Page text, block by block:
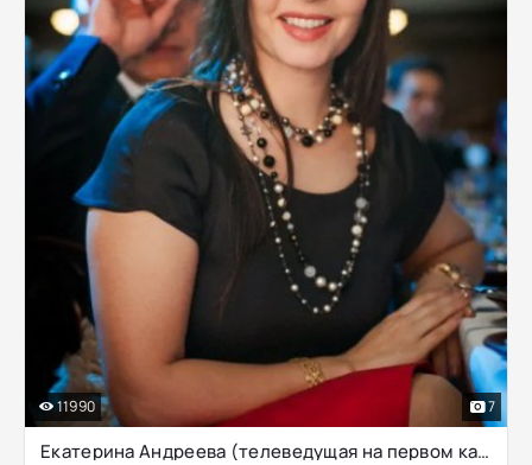
Екатерина Андреева (телеведущая на первом канале)
11990 7